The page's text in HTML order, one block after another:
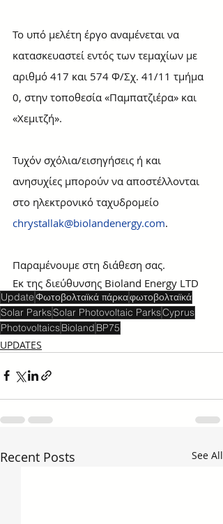
Το υπό μελέτη έργο αναμένεται να
κατασκευαστεί εντός των τεμαχίων με
αριθμό 417 και 574 Φ/Σχ. 41/11 τμήμα
0, στην τοποθεσία «Παμπατζιέρα» και
«Χεμιτζή».
Τυχόν σχόλια/εισηγήσεις ή και
ανησυχίες μπορούν να αποστέλλονται
στο ηλεκτρονικό ταχυδρομείο
chrystallak@biolandenergy.com.
Παραμένουμε στη διάθεση σας.
Εκ της διεύθυνσης Bioland Energy LTD
UpdateΦωτοβολταϊκά πάρκαφωτοβολταϊκά
Solar ParksSolar Photovoltaic ParksCyprus
PhotovoltaicsBioland BP75
UPDATES
Recent Posts See All